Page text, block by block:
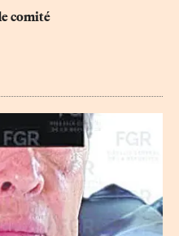
comité